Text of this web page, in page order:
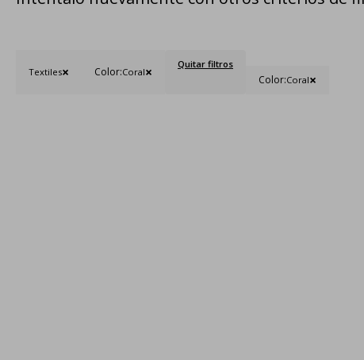
Textiles Color:Coral
Quitar filtros
Color:Coral